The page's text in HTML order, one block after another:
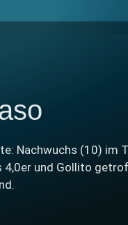
Nachwuchs (10) im
4,0er und Gollito